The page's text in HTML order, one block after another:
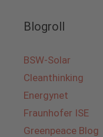
Blogroll
BSW-Solar
Cleanthinking
Energynet
Fraunhofer ISE
Greenpeace Blog